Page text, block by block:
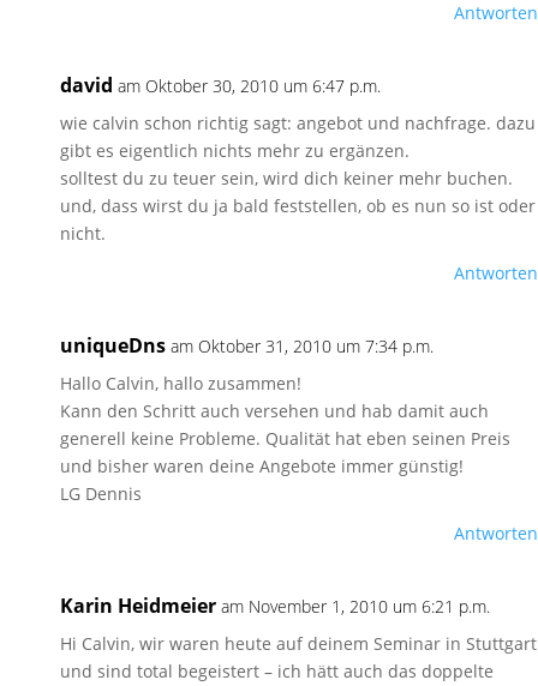
Antworten
david am Oktober 30, 2010 um 6:47 p.m.
wie calvin schon richtig sagt: angebot und nachfrage. dazu
gibt es eigentlich nichts mehr zu ergänzen.
solltest du zu teuer sein, wird dich keiner mehr buchen.
und, dass wirst du ja bald feststellen, ob es nun so ist oder
nicht.
Antworten
uniqueDns am Oktober 31, 2010 um 7:34 p.m.
Hallo Calvin, hallo zusammen!
Kann den Schritt auch versehen und hab damit auch
generell keine Probleme. Qualität hat eben seinen Preis
und bisher waren deine Angebote immer günstig!
LG Dennis
Antworten
Karin Heidmeier am November 1, 2010 um 6:21 p.m.
Hi Calvin, wir waren heute auf deinem Seminar in Stuttgart
und sind total begeistert – ich hätt auch das doppelte